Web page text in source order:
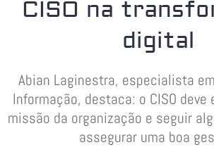
CISO na
digital
Abian Laginestra, especialista
Informação, destaca: o CISO
missão da organização e seguir
assegurar uma boa